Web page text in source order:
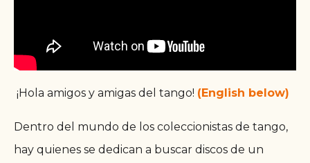
¡Hola amigos y amigas del tango! (English below)
Dentro del mundo de los coleccionistas de tango,
hay quienes se dedican a buscar discos de un